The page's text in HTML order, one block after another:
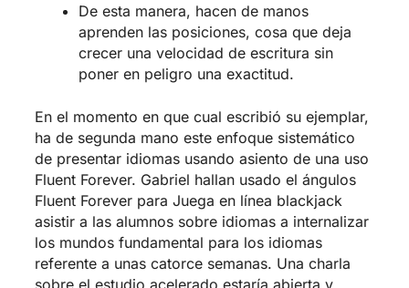
De esta manera, hacen de manos
aprenden las posiciones, cosa que deja
crecer una velocidad de escritura sin
poner en peligro una exactitud.
En el momento en que cual escribió su ejemplar,
ha de segunda mano este enfoque sistemático
de presentar idiomas usando asiento de una uso
Fluent Forever. Gabriel hallan usado el ángulos
Fluent Forever para Juega en línea blackjack
asistir a las alumnos sobre idiomas a internalizar
los mundos fundamental para los idiomas
referente a unas catorce semanas. Una charla
sobre el estudio acelerado estaría abierta y